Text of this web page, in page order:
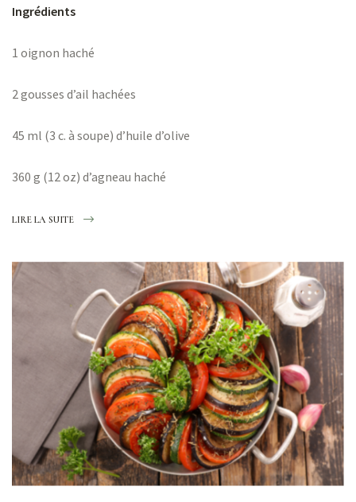
Ingrédients
1 oignon haché
2 gousses d’ail hachées
45 ml (3 c. à soupe) d’huile d’olive
360 g (12 oz) d’agneau haché
LIRE LA SUITE